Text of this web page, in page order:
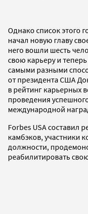
Однако список этого
начал новую главу
него вошли шесть
свою карьеру и
самыми разными
от президента США
в рейтинг карьерных
проведения
международной
Forbes USA составил
камбэков, участники
должности,
реабилитировать